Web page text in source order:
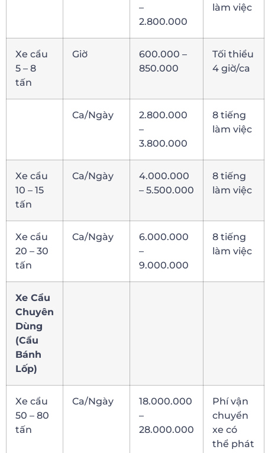
–
2.800.000
làm việc
Xe cẩu
5 – 8
tấn
Giờ
600.000 –
850.000
Tối thiểu
4 giờ/ca
Ca/Ngày
2.800.000
–
3.800.000
8 tiếng
làm việc
Xe cẩu
10 – 15
tấn
Ca/Ngày
4.000.000
– 5.500.000
8 tiếng
làm việc
Xe cẩu
20 – 30
tấn
Ca/Ngày
6.000.000
–
9.000.000
8 tiếng
làm việc
Xe Cẩu
Chuyên
Dùng
(Cẩu
Bánh
Lốp)
Xe cẩu
50 – 80
tấn
Ca/Ngày
18.000.000
–
28.000.000
Phí vận
chuyển
xe có
thể phát